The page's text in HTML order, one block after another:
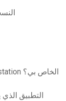
تطبيق tubi tv الذي تم تنزيله على حساب playstation الخاص بي؟
التطبيق